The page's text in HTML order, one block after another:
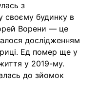
з
будинку в
Ворени — це
дослідженням
Ед помер ще у
у 2019-му.
до зйомок